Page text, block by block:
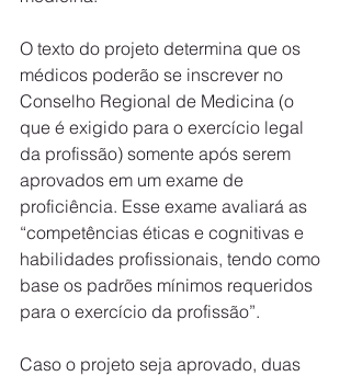
O texto do projeto determina que os
médicos poderão se inscrever no
Conselho Regional de Medicina (o
que é exigido para o exercício legal
da profissão) somente após serem
aprovados em um exame de
proficiência. Esse exame avaliará as
“competências éticas e cognitivas e
habilidades profissionais, tendo como
base os padrões mínimos requeridos
para o exercício da profissão”.
Caso o projeto seja aprovado, duas